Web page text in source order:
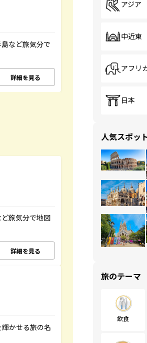
など旅気分で
詳細を見る
旅気分で地図
詳細を見る
かせる旅の名
アジア
中近東
アフリ
日本
人気スポッ
旅のテーマ
飲食